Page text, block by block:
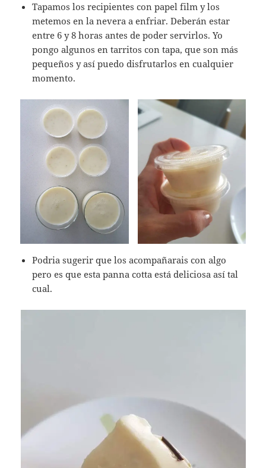
Tapamos los recipientes con papel film y los
metemos en la nevera a enfriar. Deberán estar
entre 6 y 8 horas antes de poder servirlos. Yo
pongo algunos en tarritos con tapa, que son más
pequeños y así puedo disfrutarlos en cualquier
momento.
Podria sugerir que los acompañarais con algo
pero es que esta panna cotta está deliciosa así tal
cual.